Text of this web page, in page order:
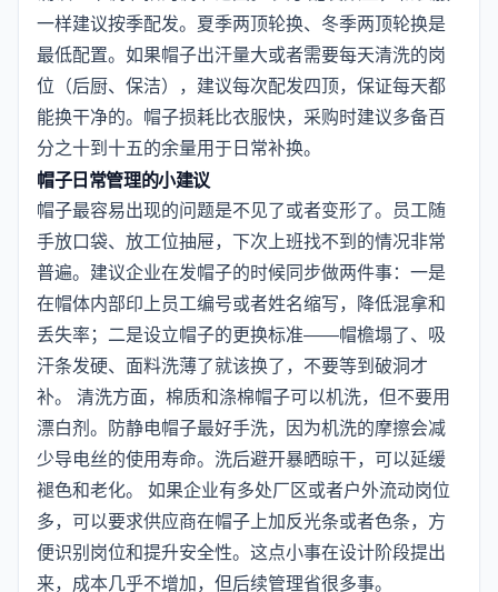
一样建议按季配发。夏季两顶轮换、冬季两顶轮换是
最低配置。如果帽子出汗量大或者需要每天清洗的岗
位（后厨、保洁），建议每次配发四顶，保证每天都
能换干净的。帽子损耗比衣服快，采购时建议多备百
分之十到十五的余量用于日常补换。
帽子日常管理的小建议
帽子最容易出现的问题是不见了或者变形了。员工随
手放口袋、放工位抽屉，下次上班找不到的情况非常
普遍。建议企业在发帽子的时候同步做两件事：一是
在帽体内部印上员工编号或者姓名缩写，降低混拿和
丢失率；二是设立帽子的更换标准——帽檐塌了、吸
汗条发硬、面料洗薄了就该换了，不要等到破洞才
补。 清洗方面，棉质和涤棉帽子可以机洗，但不要用
漂白剂。防静电帽子最好手洗，因为机洗的摩擦会减
少导电丝的使用寿命。洗后避开暴晒晾干，可以延缓
褪色和老化。 如果企业有多处厂区或者户外流动岗位
多，可以要求供应商在帽子上加反光条或者色条，方
便识别岗位和提升安全性。这点小事在设计阶段提出
来，成本几乎不增加，但后续管理省很多事。